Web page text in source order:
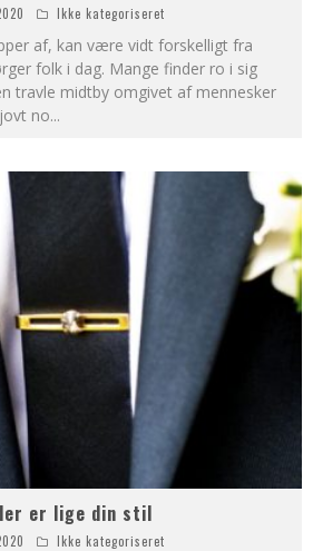
Ikke kategoriseret
af, kan være vidt forskelligt fra
folk i dag. Mange finder ro i sig
travle midtby omgivet af mennesker
no...
er lige din stil
Ikke kategoriseret